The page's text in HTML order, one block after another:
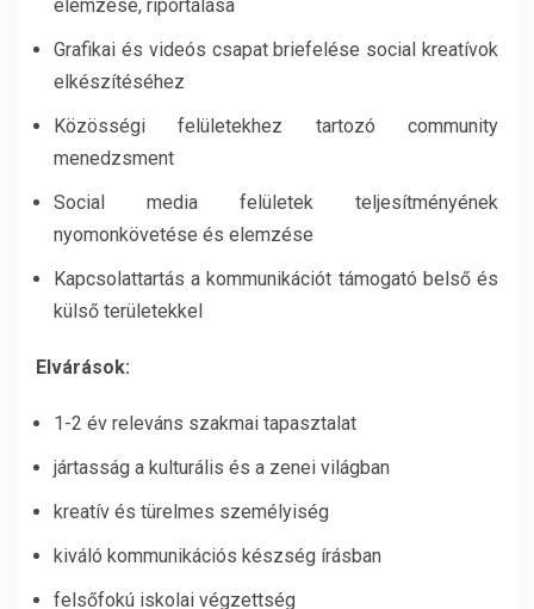
elemzése, riportálása
Grafikai és videós csapat briefelése social kreatívok
elkészítéséhez
Közösségi felületekhez tartozó community
menedzsment
Social media felületek teljesítményének
nyomonkövetése és elemzése
Kapcsolattartás a kommunikációt támogató belső és
külső területekkel
Elvárások:
1-2 év releváns szakmai tapasztalat
jártasság a kulturális és a zenei világban
kreatív és türelmes személyiség
kiváló kommunikációs készség írásban
felsőfokú iskolai végzettség